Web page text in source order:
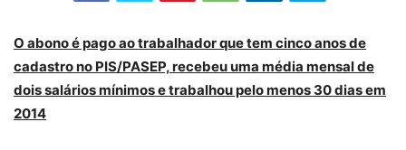
O abono é pago ao trabalhador que tem cinco anos de
cadastro no PIS/PASEP, recebeu uma média mensal de
dois salários mínimos e trabalhou pelo menos 30 dias em
2014